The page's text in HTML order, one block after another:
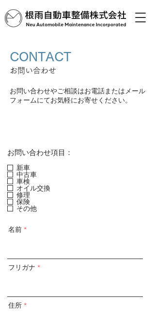
CONTACT
お問い合わせ
お問い合わせ項目：
新車
中古車
車検
オイル交換
修理
保険
その他
名前
フリガナ
住所
お問い合わせやご相談はお電話またはメール
フォームにてお気軽にお寄せください。